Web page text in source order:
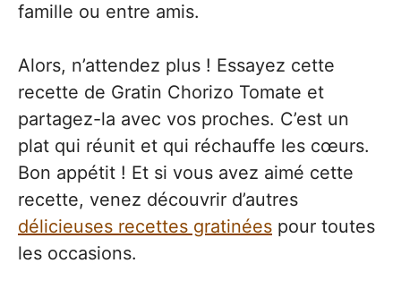
famille ou entre amis.
Alors, n’attendez plus ! Essayez cette
recette de Gratin Chorizo Tomate et
partagez-la avec vos proches. C’est un
plat qui réunit et qui réchauffe les cœurs.
Bon appétit ! Et si vous avez aimé cette
recette, venez découvrir d’autres
délicieuses recettes gratinées pour toutes
les occasions.